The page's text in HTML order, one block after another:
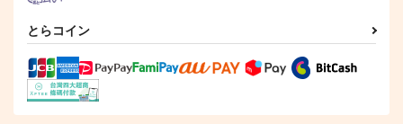
とらコイン